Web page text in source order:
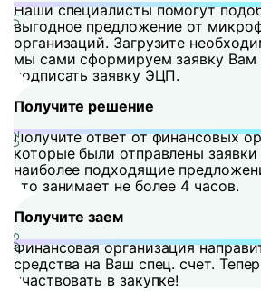
Наши специалисты помогут
выгодное предложение от
организаций. Загрузите
мы сами сформируем заявку Вам
подписать заявку ЭЦП.
Получите решение
Получите ответ от финансовых
которые были отправлены
наиболее подходящие
это занимает не более 4 часов.
Получите заем
Финансовая организация
средства на Ваш спец. счет.
участвовать в закупке!